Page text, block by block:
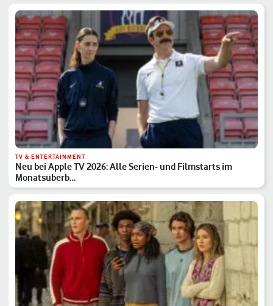
TV & ENTERTAINMENT
Neu bei Apple TV 2026: Alle Serien- und Filmstarts im
Monatsüberb…